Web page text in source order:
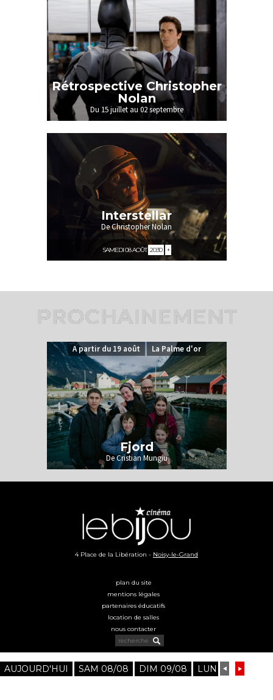
Rétrospective Christopher
Nolan
Du 15 juillet au 02 septembre
Rétrospective Nolan
Interstellar
De Christopher Nolan
SAMEDI 08 AOÛT 20:30 +
PROCHAINEMENT
A partir du 19 août La Palme d'or
Fjord
De Cristian Mungiu
AUJOURD'HUI SAM 08/08 DIM 09/08 LUN 10/08
< >
4 Place de la Libération - Noisy-le-Grand
plan du site
mentions légales
partenaires éducatifs
location de salles
nous contacter
La Ville de Noisy-le-Grand utilise des cookies techniques qui sont nécessaires
au bon fonctionnement du site. Nous vous invitons à consulter notre